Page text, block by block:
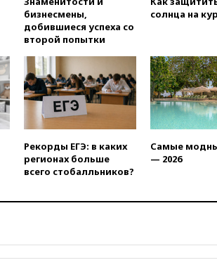
признать «Яблоко»
нежелательной
ребенок и женщина
при падении
время урагана
вчера, 22:55В Москве
пятницу ожидаются
продлил контракт с
до 2032 года
гвардейскую
штурмовую дивизию
бизнесмены,
добившиеся успеха со
второй попытки
солнца на
Рекорды ЕГЭ: в каких
регионах больше
всего стобалльников?
Самые
— 2026